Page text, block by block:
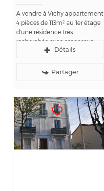
A vendre à Vichy appartement
4 pièces de 113m² au 1er étage
d'une résidence très
recherchée avec ascenseur.
L'agence VICHY JEANNE
spécialiste de l'immobilier sur
pièces, de 113m², dans...
Détails
Partager